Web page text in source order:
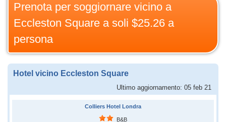
Prenota per soggiornare vicino a
Eccleston Square a soli $25.26 a
persona
Hotel vicino Eccleston Square
Ultimo aggiornamento: 05 feb 21
Colliers Hotel Londra
B&B